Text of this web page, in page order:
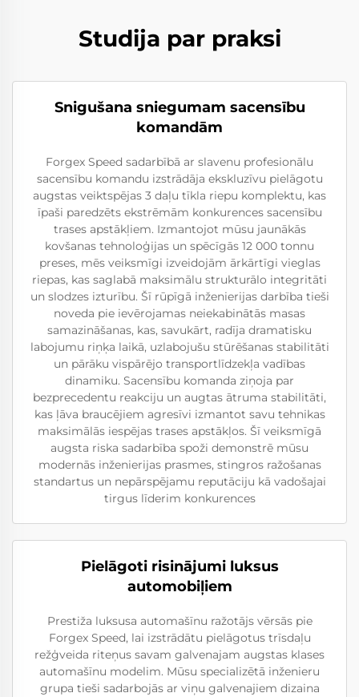
Studija par praksi
Snigušana sniegumam sacensību
komandām
Forgex Speed sadarbībā ar slavenu profesionālu
sacensību komandu izstrādāja ekskluzīvu pielāgotu
augstas veiktspējas 3 daļu tīkla riepu komplektu, kas
īpaši paredzēts ekstrēmām konkurences sacensību
trases apstākļiem. Izmantojot mūsu jaunākās
kovšanas tehnoloģijas un spēcīgās 12 000 tonnu
preses, mēs veiksmīgi izveidojām ārkārtīgi vieglas
riepas, kas saglabā maksimālu strukturālo integritāti
un slodzes izturību. Šī rūpīgā inženierijas darbība tieši
noveda pie ievērojamas neiekabinātās masas
samazināšanas, kas, savukārt, radīja dramatisku
labojumu riņķa laikā, uzlabojušu stūrēšanas stabilitāti
un pārāku vispārējo transportlīdzekļa vadības
dinamiku. Sacensību komanda ziņoja par
bezprecedentu reakciju un augtas ātruma stabilitāti,
kas ļāva braucējiem agresīvi izmantot savu tehnikas
maksimālās iespējas trases apstākļos. Šī veiksmīgā
augsta riska sadarbība spoži demonstrē mūsu
modernās inženierijas prasmes, stingros ražošanas
standartus un nepārspējamu reputāciju kā vadošajai
tirgus līderim konkurences
Pielāgoti risinājumi luksus
automobiļiem
Prestiža luksusa automašīnu ražotājs vērsās pie
Forgex Speed, lai izstrādātu pielāgotus trīsdaļu
režģveida riteņus savam galvenajam augstas klases
automašīnu modelim. Mūsu specializētā inženieru
grupa tieši sadarbojās ar viņu galvenajiem dizaina